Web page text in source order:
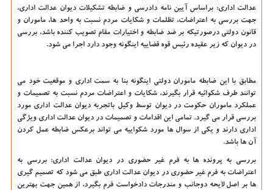
عدالت اداری: براساس آیین نامه دادرسی و ضابطه تشکیلات دیوان عدالت اداری،
جهت بررسی به اعتراضات، تظلمات و شکایات مردم نسبت به واحد ها، ماموران و
قانون دولتی درصورتیکه بر ضد ضابطه و اختیارات مقام تصویب کننده باشد، بررسی
در دیوان که زیر عقیده رئیس قوه قضاییه اینگونه وجود دارد اجرا می شود.
مطابق با این ضابطه ماموران دولتی اینگونه بنا به سمت اداری و موقعیت خود می
توانند طرف شکوائیه قرار بگیرند، شکایات و اعتراضات مردم نسبت به تصمیمات و
عملکرد ماموران حکومت در دیوان توسط وکیل باتجربه دیوان عدالت اداری مورد
بررسی قرار می گیرد. تمامی این اقدامات و تصمیمات در دیوان عدالت اداری ویژگی
اداری دارند و یکی از سوال ها مورد شکواییه می تواند برعکس ضابطه عمل کردن
آن ها باشد.
بررسی به پرونده ها به فرم غیر حضوری در دیوان عدالت اداری: بررسی به
اعتراضات به فرم غیر حضوری در دیوان عدالت اداری طبق می شود که تصمیم گیری
ها بر اصل لایحه دوجانب و مندرجات دادخواست فرم بگیرد، از همین جهت بهترین